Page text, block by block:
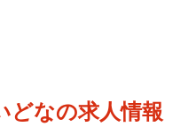
こちらが"ホンモノ"のジン
どなの求人情報